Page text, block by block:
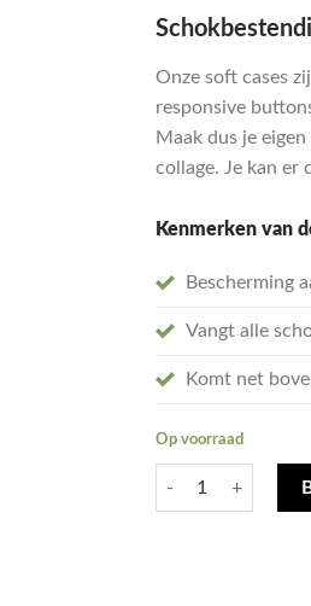
op
Onze soft cases
responsive
Maak dus je
collage. Je kan er
Kenmerken van
Bescherming
Vangt alle
Komt net
Op voorraad
Ontwerp je eigen